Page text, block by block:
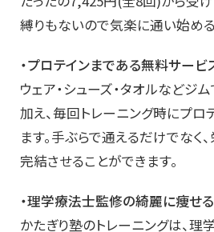
縛りもないので気楽に通い始める
・プロテインまである無料サービ
ウェア・シューズ・タオルなどジ
加え、毎回トレーニング時にプロ
ます。手ぶらで通えるだけでなく
完結させることができます。
・理学療法士監修の綺麗に痩せ
かたぎり塾のトレーニングは、理